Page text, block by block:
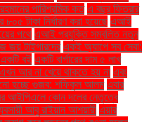
পারিশ্রমিক কত এ বছর ফিতরার
৮০৫ টাকা নির্ধারণ করা হয়েছে এআই
পথে এআই প্রযুক্তি সম্বলিত নতুন
জয় টাইগারদের একই অ্যাপে সব সেবা:
একটি বই একটি বার্গারের দাম ৫ লাখ
এখন আর না খেয়ে থাকতে হয় না এবং
হচ্ছে গুজব: শফিকুল আলম এবার
আইপিএলে কোন দলের নেতৃত্বে
আবু রাইয়ান আশয়ারী এয়ার